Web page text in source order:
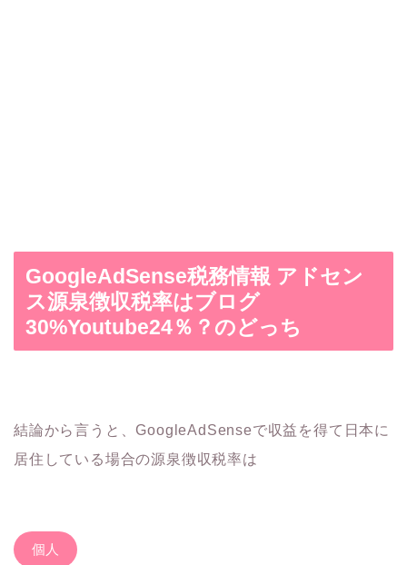
GoogleAdSense税務情報 アドセン
ス源泉徴収税率はブログ
30%Youtube24％？のどっち
結論から言うと、GoogleAdSenseで収益を得て日本に
居住している場合の源泉徴収税率は
個人